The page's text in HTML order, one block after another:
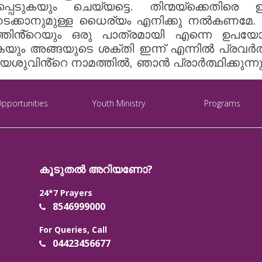
ചെയ്യട്ടെ.
ധൈര്യം എനിക്കു നൽകണമേ.
ഒരു പാത്രമായി എന്നെ
അങ്ങയുടെ ശക്തി ഇന്ന് എന്നിൽ
നാമത്തിൽ, ഞാൻ
Youth Ministry Programs
കൂടുതൽ അറിയണോ?
24*7 Prayers
8546999000
For Queries, Call
04423456677